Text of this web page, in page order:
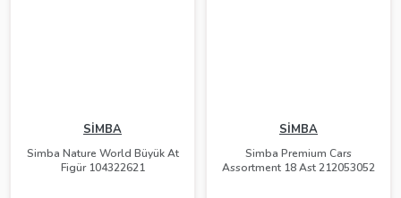
SİMBA
Simba Nature World Büyük At
Figür 104322621
SİMBA
Simba Premium Cars
Assortment 18 Ast 212053052